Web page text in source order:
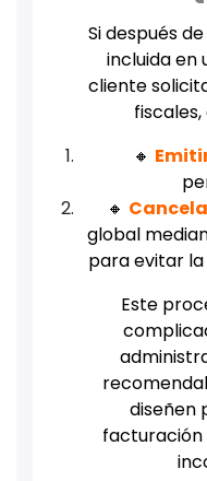
Si después
incluida en
cliente
🔸
🔸
global
para evitar la
Este
diseñen
facturación